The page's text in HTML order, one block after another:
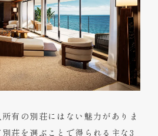
有の別荘にはない魅力がありま
荘を選ぶことで得られる主な3